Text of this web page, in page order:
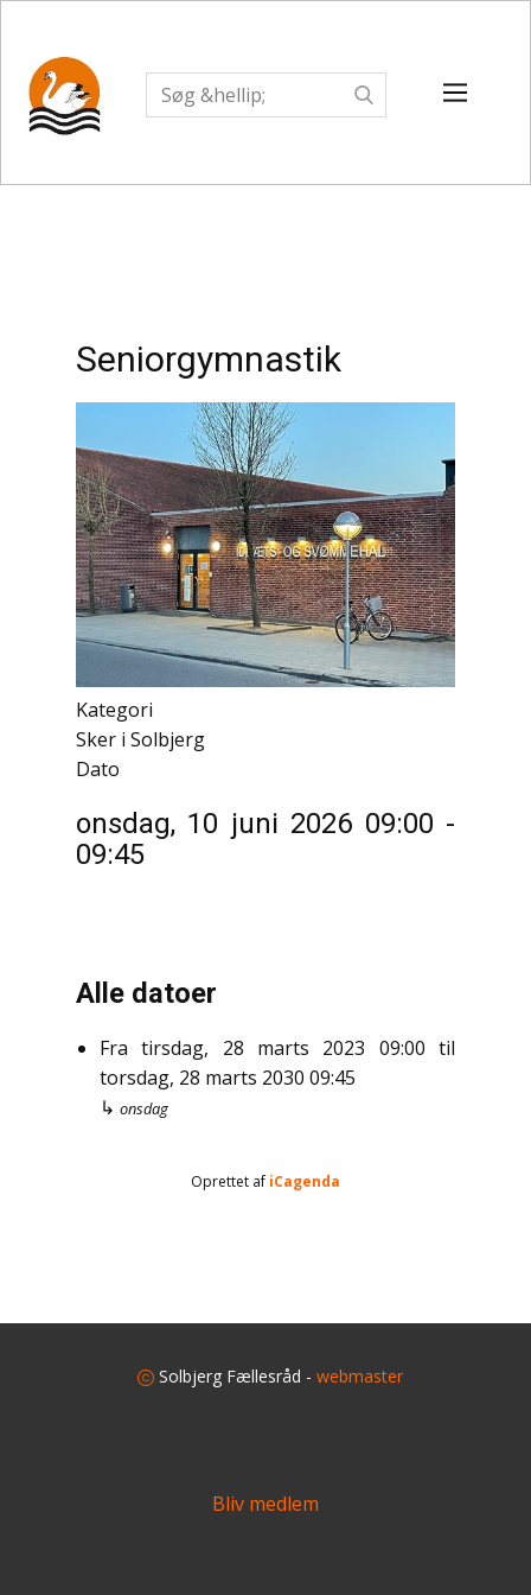
Seniorgymnastik
Kategori
Sker i Solbjerg
Dato
onsdag, 10 juni 2026 09:00 -
09:45
Alle datoer
Fra tirsdag, 28 marts 2023 09:00 til
torsdag, 28 marts 2030 09:45
↳ onsdag
Oprettet af iCagenda
Solbjerg Fællesråd - webmaster
Bliv medlem